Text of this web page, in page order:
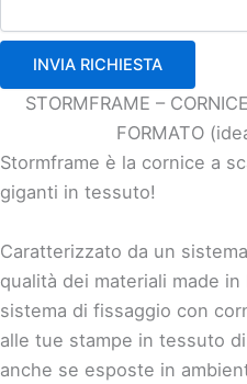
INVIA RICHIESTA
STORMFRAME –
FORMATO
Stormframe è la cornice a
giganti in tessuto!
Caratterizzato da un sistema
qualità dei materiali made
sistema di fissaggio con
alle tue stampe in tessuto
anche se esposte in